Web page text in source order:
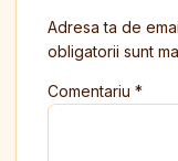
Adresa ta de
obligatorii sunt
Comentariu *